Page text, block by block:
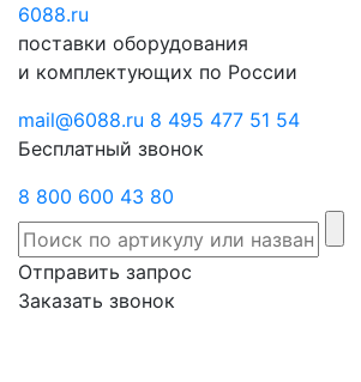
6088.ru
поставки оборудования
и комплектующих по России
mail@6088.ru 8 495 477 51 54
Бесплатный звонок
8 800 600 43 80
Отправить запрос
Заказать звонок
Отправить
запрос
звонок